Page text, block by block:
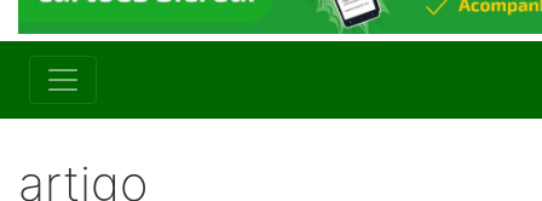
artigo